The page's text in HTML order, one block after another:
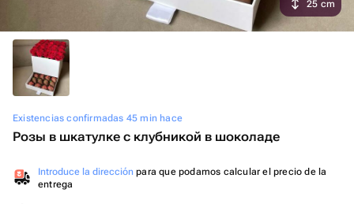
Existencias confirmadas 45 min hace
Розы в шкатулке с клубникой в шоколаде
Introduce la dirección para que podamos calcular el precio de la
entrega
25 cm